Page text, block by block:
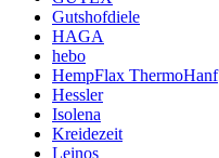
Gutshofdiele
HAGA
hebo
HempFlax ThermoHanf
Hessler
Isolena
Kreidezeit
Leinos